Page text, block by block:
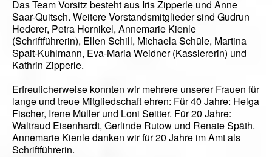
Das Team Vorsitz besteht aus Iris Zipperle und Anne
Saar-Quitsch. Weitere Vorstandsmitglieder sind Gudrun
Hederer, Petra Hornikel, Annemarie Kienle
(Schriftführerin), Ellen Schill, Michaela Schüle, Martina
Spalt-Kuhlmann, Eva-Maria Weidner (Kassiererin) und
Kathrin Zipperle.
Erfreulicherweise konnten wir mehrere unserer Frauen für
lange und treue Mitgliedschaft ehren: Für 40 Jahre: Helga
Fischer, Irene Müller und Loni Seitter. Für 20 Jahre:
Waltraud Eisenhardt, Gerlinde Rutow und Renate Späth.
Annemarie Kienle danken wir für 20 Jahre im Amt als
Schriftführerin.